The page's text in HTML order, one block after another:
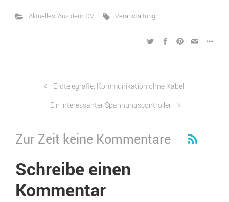
Aktuelles,Aus dem OV Veranstaltung
Erdtelegrafie, Kommunikation ohne Kabel
Ein interessanter Spannungscontroller
Zur Zeit keine Kommentare
Schreibe einen
Kommentar